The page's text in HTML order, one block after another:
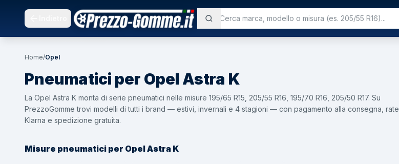
Home/Opel
Pneumatici per Opel Astra K
La Opel Astra K monta di serie pneumatici nelle misure 195/65 R15, 205/55 R16, 195/70 R16, 205/50 R17. Su
PrezzoGomme trovi modelli di tutti i brand — estivi, invernali e 4 stagioni — con pagamento alla consegna, rate
Klarna e spedizione gratuita.
Misure pneumatici per Opel Astra K